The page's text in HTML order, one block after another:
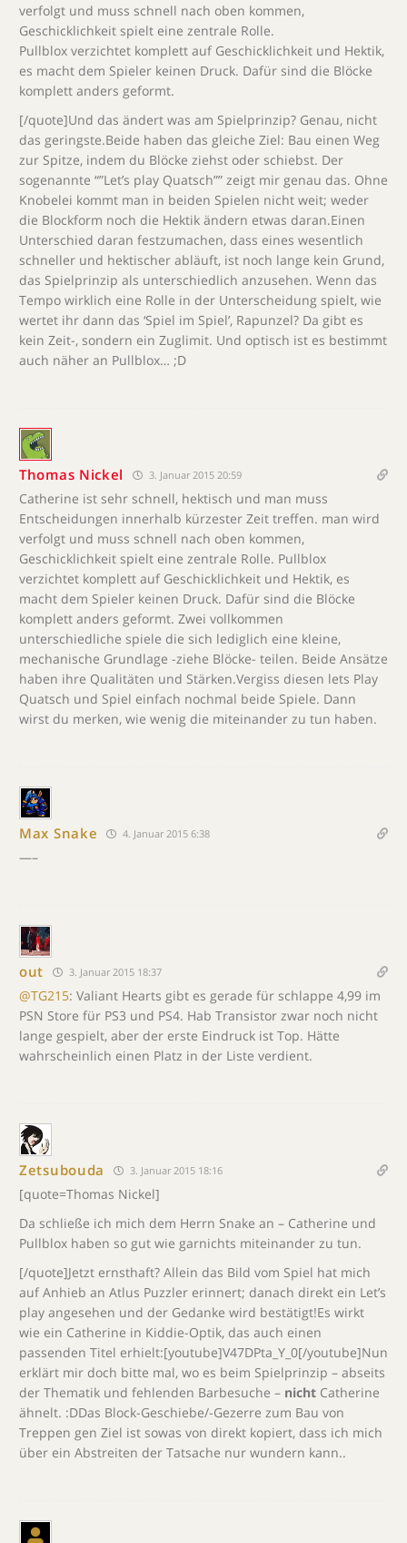
verfolgt und muss schnell nach oben kommen,
Geschicklichkeit spielt eine zentrale Rolle.
Pullblox verzichtet komplett auf Geschicklichkeit und Hektik,
es macht dem Spieler keinen Druck. Dafür sind die Blöcke
komplett anders geformt.
[/quote]Und das ändert was am Spielprinzip? Genau, nicht
das geringste.Beide haben das gleiche Ziel: Bau einen Weg
zur Spitze, indem du Blöcke ziehst oder schiebst. Der
sogenannte “”Let’s play Quatsch”” zeigt mir genau das. Ohne
Knobelei kommt man in beiden Spielen nicht weit; weder
die Blockform noch die Hektik ändern etwas daran.Einen
Unterschied daran festzumachen, dass eines wesentlich
schneller und hektischer abläuft, ist noch lange kein Grund,
das Spielprinzip als unterschiedlich anzusehen. Wenn das
Tempo wirklich eine Rolle in der Unterscheidung spielt, wie
wertet ihr dann das ‘Spiel im Spiel’, Rapunzel? Da gibt es
kein Zeit-, sondern ein Zuglimit. Und optisch ist es bestimmt
auch näher an Pullblox… ;D
Thomas Nickel 3. Januar 2015 20:59
Catherine ist sehr schnell, hektisch und man muss
Entscheidungen innerhalb kürzester Zeit treffen. man wird
verfolgt und muss schnell nach oben kommen,
Geschicklichkeit spielt eine zentrale Rolle. Pullblox
verzichtet komplett auf Geschicklichkeit und Hektik, es
macht dem Spieler keinen Druck. Dafür sind die Blöcke
komplett anders geformt. Zwei vollkommen
unterschiedliche spiele die sich lediglich eine kleine,
mechanische Grundlage -ziehe Blöcke- teilen. Beide Ansätze
haben ihre Qualitäten und Stärken.Vergiss diesen lets Play
Quatsch und Spiel einfach nochmal beide Spiele. Dann
wirst du merken, wie wenig die miteinander zu tun haben.
Max Snake 4. Januar 2015 6:38
—–
out 3. Januar 2015 18:37
@TG215: Valiant Hearts gibt es gerade für schlappe 4,99 im
PSN Store für PS3 und PS4. Hab Transistor zwar noch nicht
lange gespielt, aber der erste Eindruck ist Top. Hätte
wahrscheinlich einen Platz in der Liste verdient.
Zetsubouda 3. Januar 2015 18:16
[quote=Thomas Nickel]
Da schließe ich mich dem Herrn Snake an – Catherine und
Pullblox haben so gut wie garnichts miteinander zu tun.
[/quote]Jetzt ernsthaft? Allein das Bild vom Spiel hat mich
auf Anhieb an Atlus Puzzler erinnert; danach direkt ein Let’s
play angesehen und der Gedanke wird bestätigt!Es wirkt
wie ein Catherine in Kiddie-Optik, das auch einen
passenden Titel erhielt:[youtube]V47DPta_Y_0[/youtube]Nun
erklärt mir doch bitte mal, wo es beim Spielprinzip – abseits
der Thematik und fehlenden Barbesuche – nicht Catherine
ähnelt. :DDas Block-Geschiebe/-Gezerre zum Bau von
Treppen gen Ziel ist sowas von direkt kopiert, dass ich mich
über ein Abstreiten der Tatsache nur wundern kann..